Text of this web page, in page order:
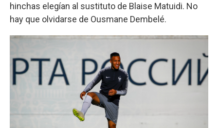
hinchas elegían al sustituto de Blaise Matuidi. No
hay que olvidarse de Ousmane Dembelé.